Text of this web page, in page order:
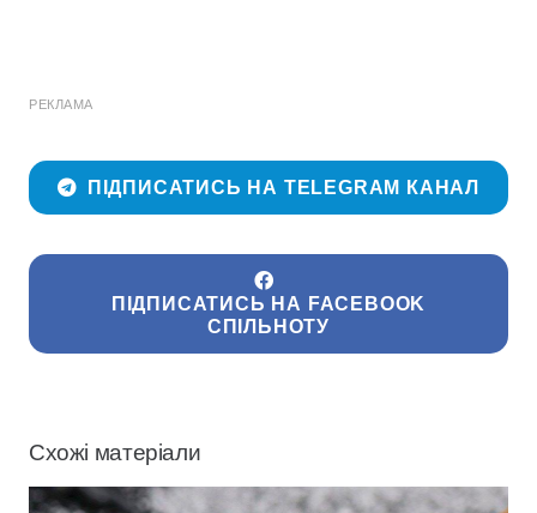
РЕКЛАМА
ПІДПИСАТИСЬ НА TELEGRAM КАНАЛ
ПІДПИСАТИСЬ НА FACEBOOK
СПІЛЬНОТУ
Схожі матеріали